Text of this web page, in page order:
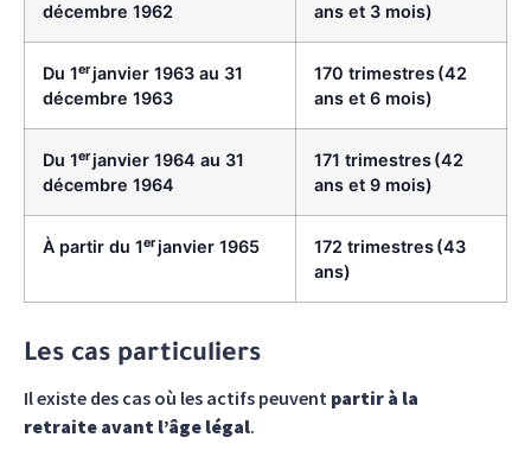
décembre 1962
ans et 3 mois)
Du 1erjanvier 1963 au 31
décembre 1963
170 trimestres (42
ans et 6 mois)
Du 1erjanvier 1964 au 31
décembre 1964
171 trimestres (42
ans et 9 mois)
À partir du 1erjanvier 1965
172 trimestres (43
ans)
Les cas particuliers
Il existe des cas où les actifs peuvent partir à la
retraite avant l’âge légal.